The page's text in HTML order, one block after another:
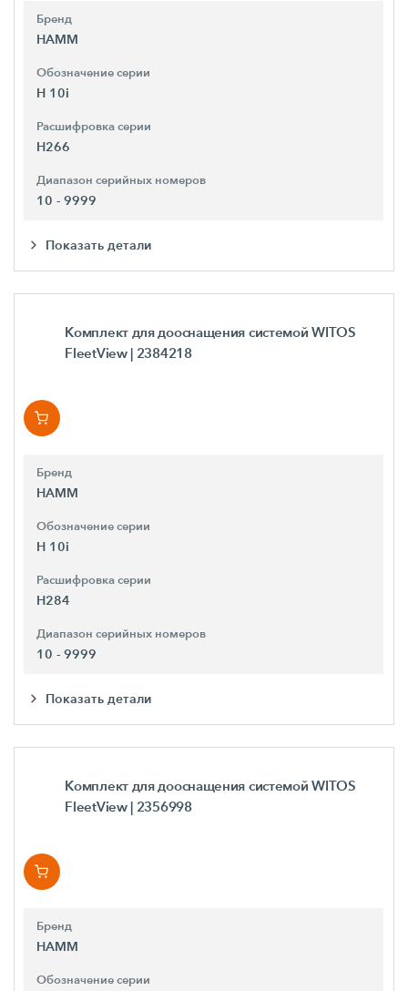
Бренд
HAMM
Обозначение серии
H 10i
Расшифровка серии
H266
Диапазон серийных номеров
10 - 9999
Показать детали
Комплект для дооснащения системой WITOS
FleetView | 2384218
Бренд
HAMM
Обозначение серии
H 10i
Расшифровка серии
H284
Диапазон серийных номеров
10 - 9999
Показать детали
Комплект для дооснащения системой WITOS
FleetView | 2356998
Бренд
HAMM
Обозначение серии